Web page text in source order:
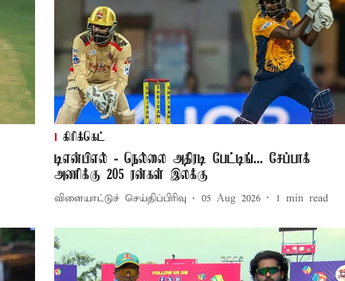
கிரிக்கெட்
டிஎன்பிஎல் - நெல்லை அதிரடி பேட்டிங்... சேப்பாக்
அணிக்கு 205 ரன்கள் இலக்கு
விளையாட்டுச் செய்திப்பிரிவு 05 Aug 2026 1 min read